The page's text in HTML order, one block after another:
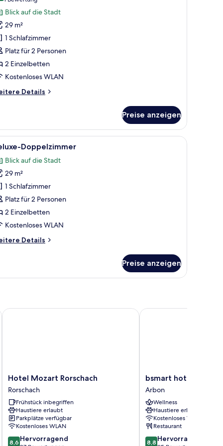
Bewertung)
Blick auf die Stadt
29 m²
1 Schlafzimmer
Platz für 2 Personen
2 Einzelbetten
Kostenloses WLAN
Details
Preise anzeigen
Fernseher auf einem Schrank, einem roten Sofa und einem Kamin.
Ein Hotelzimmer mit einem Bett, einem
3 Doppelzimmer
Blick auf die Stadt
29 m²
1 Schlafzimmer
Platz für 2 Personen
2 Einzelbetten
Kostenloses WLAN
Details
Preise anzeigen
Hotel
Mozart
Rorschach
Rorschach
Hotel Mozart Rorschach
Rorschach
Frühstück inbegriffen
Haustiere erlaubt
Parkplätze verfügbar
Kostenloses WLAN
8.6
8,6 Hervorragend
Hotel Mozart Rorschach
bsmart
hotel
Arbon
Arbon
bsmart hotel Arbon
Arbon
Wellness
Haustiere erlaubt
Kostenloses WLAN
Restaurant
8.8
8,8 Hervorragend
bsmart hotel Arbon